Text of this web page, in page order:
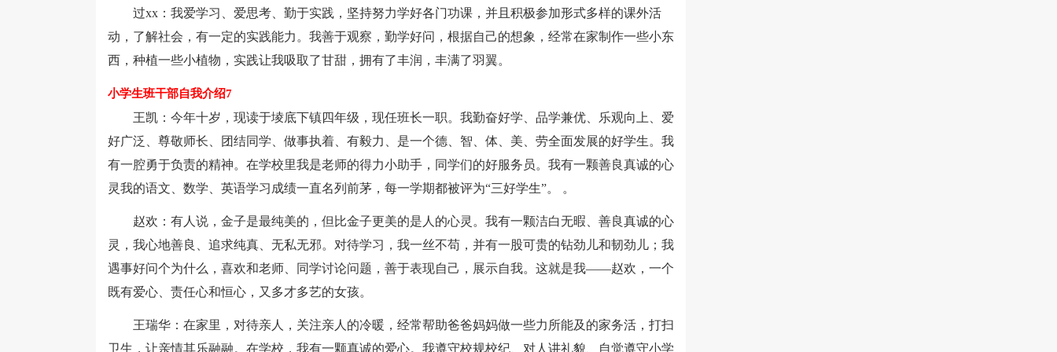
过xx：我爱学习、爱思考、勤于实践，坚持努力学好各门功课，并且积极参加形式多样的课外活
动，了解社会，有一定的实践能力。我善于观察，勤学好问，根据自己的想象，经常在家制作一些小东
西，种植一些小植物，实践让我吸取了甘甜，拥有了丰润，丰满了羽翼。
小学生班干部自我介绍7
王凯：今年十岁，现读于堎底下镇四年级，现任班长一职。我勤奋好学、品学兼优、乐观向上、爱
好广泛、尊敬师长、团结同学、做事执着、有毅力、是一个德、智、体、美、劳全面发展的好学生。我
有一腔勇于负责的精神。在学校里我是老师的得力小助手，同学们的好服务员。我有一颗善良真诚的心
灵我的语文、数学、英语学习成绩一直名列前茅，每一学期都被评为“三好学生”。 。
赵欢：有人说，金子是最纯美的，但比金子更美的是人的心灵。我有一颗洁白无暇、善良真诚的心
灵，我心地善良、追求纯真、无私无邪。对待学习，我一丝不苟，并有一股可贵的钻劲儿和韧劲儿；我
遇事好问个为什么，喜欢和老师、同学讨论问题，善于表现自己，展示自我。这就是我——赵欢，一个
既有爱心、责任心和恒心，又多才多艺的女孩。
王瑞华：在家里，对待亲人，关注亲人的冷暖，经常帮助爸爸妈妈做一些力所能及的家务活，打扫
卫生，让亲情其乐融融。在学校，我有一颗真诚的爱心。我遵守校规校纪、对人讲礼貌、自觉遵守小学